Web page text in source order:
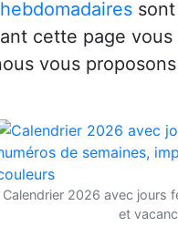
hebdomadairessont
cette page vous
vous
Calendrier 2026 avec jours
et